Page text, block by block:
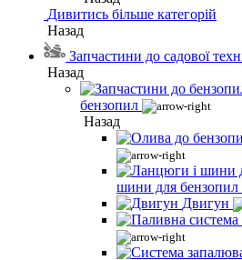
Дивитись більше категорій
Назад
Запчастини до садової
Назад
бензопил
Назад
шини для бензопил
Двигун